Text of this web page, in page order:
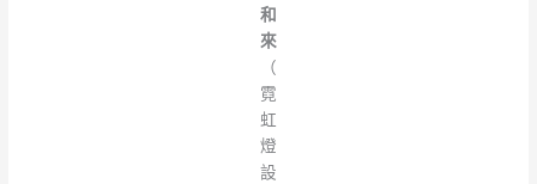
和
來
（
霓
虹
燈
設